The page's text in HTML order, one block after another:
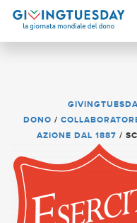
DONO /
AZIONE DAL 1887 /